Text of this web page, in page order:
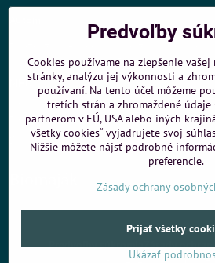
- v tesnej blízkosti diaľničného obchvatu
- dobré parkovacie možnosti 40 m od
MHD:
- 200 m od zastávky MHD Záporožská -
- 250 m od zastávky MHD ŽST Petržalka -
Sme umiestnení uShopMania-
©2026
Predvoľby súkromiaZásady
Predvoľby
Cookies používame na zlepšenie
stránky, analýzu jej výkonnosti a
používaní. Na tento účel môžeme
tretích strán a zhromaždené
partnerom v EÚ, USA alebo iných
všetky cookies“ vyjadrujete svoj
Nižšie môžete nájsť podrobné
preferencie.
Zásady ochrany
Ukázať
Prijať všetky